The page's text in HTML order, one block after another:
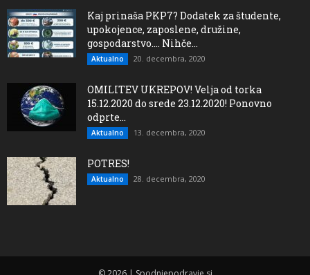
Kaj prinaša PKP7? Dodatek za študente,
upokojence, zaposlene, družine,
gospodarstvo…. Nihče...
Aktualno 20. decembra, 2020
OMILITEV UKREPOV! Velja od torka
15.12.2020 do srede 23.12.2020! Ponovno
odprte...
Aktualno 13. decembra, 2020
POTRES!
Aktualno 28. decembra, 2020